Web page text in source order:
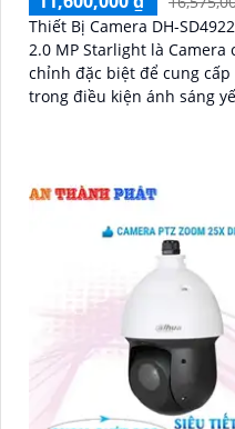
Thiết Bị Camera DH-
2.0 MP Starlight là
chỉnh đặc biệt để cung
trong điều kiện ánh sáng